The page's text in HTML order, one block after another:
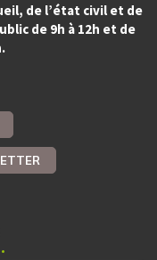
de l’état civil et de
de 9h à 12h et de